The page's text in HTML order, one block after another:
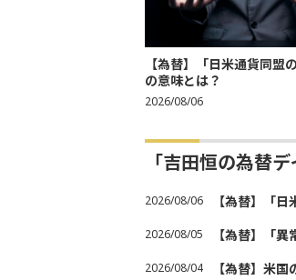
【為替】「日米通貨同盟
の意味とは？
2026/08/06
「吉田恒の為替
2026/08/06 【為替】「
2026/08/05 【為替】「
2026/08/04 【為替】米